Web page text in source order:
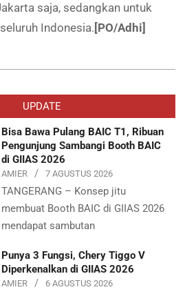
saja, sedangkan untuk
Indonesia. [PO/Adhi]
UPDATE
Bisa Bawa Pulang BAIC T1, Ribuan
Pengunjung Sambangi Booth BAIC
di GIIAS 2026
AMIER 7 AGUSTUS 2026
TANGERANG – Konsep jitu
membuat Booth BAIC di GIIAS 2026
mendapat sambutan
Punya 3 Fungsi, Chery Tiggo V
Diperkenalkan di GIIAS 2026
AMIER 6 AGUSTUS 2026